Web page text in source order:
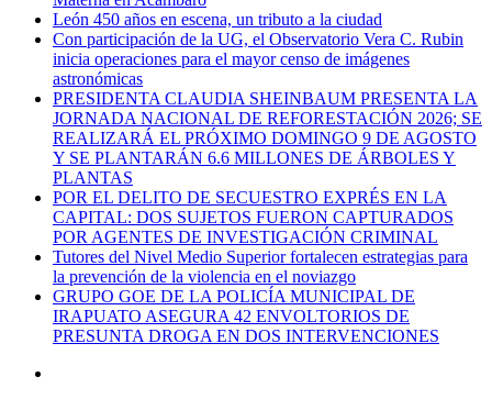
León 450 años en escena, un tributo a la ciudad
Con participación de la UG, el Observatorio Vera C. Rubin
inicia operaciones para el mayor censo de imágenes
astronómicas
PRESIDENTA CLAUDIA SHEINBAUM PRESENTA LA
JORNADA NACIONAL DE REFORESTACIÓN 2026; SE
REALIZARÁ EL PRÓXIMO DOMINGO 9 DE AGOSTO
Y SE PLANTARÁN 6.6 MILLONES DE ÁRBOLES Y
PLANTAS
POR EL DELITO DE SECUESTRO EXPRÉS EN LA
CAPITAL: DOS SUJETOS FUERON CAPTURADOS
POR AGENTES DE INVESTIGACIÓN CRIMINAL
Tutores del Nivel Medio Superior fortalecen estrategias para
la prevención de la violencia en el noviazgo
GRUPO GOE DE LA POLICÍA MUNICIPAL DE
IRAPUATO ASEGURA 42 ENVOLTORIOS DE
PRESUNTA DROGA EN DOS INTERVENCIONES